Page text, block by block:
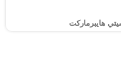
هايبرماركت